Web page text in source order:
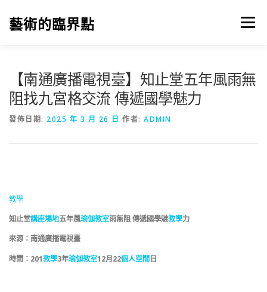
藝術的臨界點 選單
【南通廣播電視臺】知止堂五年風雨無
阻找九宮格交流 傳遞國學魅力
發佈日期: 2025 年 3 月 26 日 作者: ADMIN
教學
知止堂講座場地五年風瑜伽教室雨無阻 傳遞國學魅教學力
來源：南通廣播電視臺
時間：201教學3年瑜伽教室12月22個人空間日